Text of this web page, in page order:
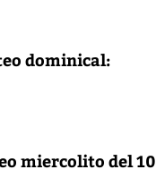
dominical:
miercolito del 10